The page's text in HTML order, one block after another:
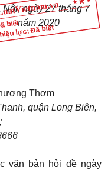
biếtlực: Đã biết
Nội, ngày 27 tháng 7
năm 2020
Thơm
quận Long Biên,
văn bản hỏi đề ngày